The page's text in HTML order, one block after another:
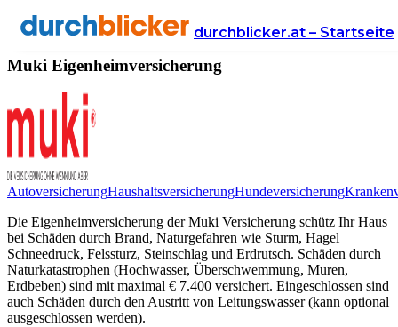
durchblicker.at – Startseite
Anbieter Versicherung eigenheimversicherung Muki
Muki Eigenheimversicherung
AutoversicherungHaushaltsversicherungHundeversicherung
Die Eigenheimversicherung der Muki Versicherung schütz Ihr Haus
bei Schäden durch Brand, Naturgefahren wie Sturm, Hagel
Schneedruck, Felssturz, Steinschlag und Erdrutsch. Schäden durch
Naturkatastrophen (Hochwasser, Überschwemmung, Muren,
Erdbeben) sind mit maximal € 7.400 versichert. Eingeschlossen sind
auch Schäden durch den Austritt von Leitungswasser (kann optional
ausgeschlossen werden).